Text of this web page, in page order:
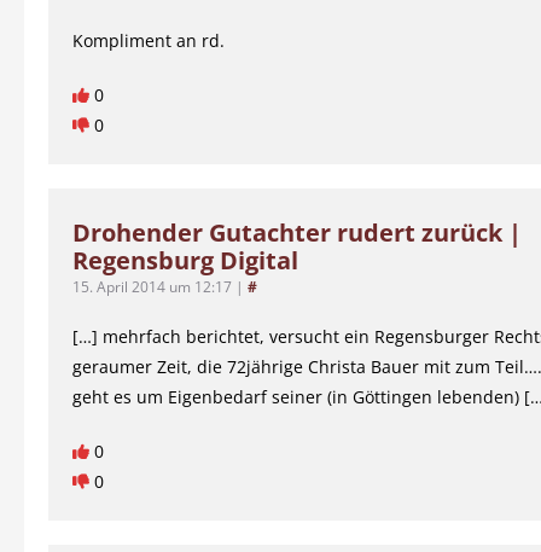
Kompliment an rd.
0
0
Drohender Gutachter rudert zurück |
Regensburg Digital
15. April 2014 um 12:17 | #
[…] mehrfach berichtet, versucht ein Regensburger
geraumer Zeit, die 72jährige Christa Bauer mit zum
geht es um Eigenbedarf seiner (in Göttingen lebenden)
0
0